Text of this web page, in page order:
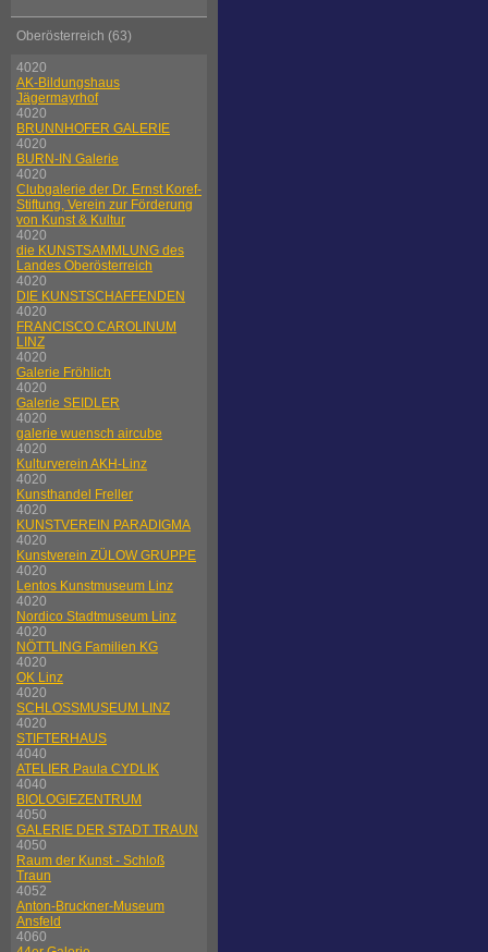
Oberösterreich (63)
4020
AK-Bildungshaus
Jägermayrhof
4020
BRUNNHOFER GALERIE
4020
BURN-IN Galerie
4020
Clubgalerie der Dr. Ernst Koref-
Stiftung, Verein zur Förderung
von Kunst & Kultur
4020
die KUNSTSAMMLUNG des
Landes Oberösterreich
4020
DIE KUNSTSCHAFFENDEN
4020
FRANCISCO CAROLINUM
LINZ
4020
Galerie Fröhlich
4020
Galerie SEIDLER
4020
galerie wuensch aircube
4020
Kulturverein AKH-Linz
4020
Kunsthandel Freller
4020
KUNSTVEREIN PARADIGMA
4020
Kunstverein ZÜLOW GRUPPE
4020
Lentos Kunstmuseum Linz
4020
Nordico Stadtmuseum Linz
4020
NÖTTLING Familien KG
4020
OK Linz
4020
SCHLOSSMUSEUM LINZ
4020
STIFTERHAUS
4040
ATELIER Paula CYDLIK
4040
BIOLOGIEZENTRUM
4050
GALERIE DER STADT TRAUN
4050
Raum der Kunst - Schloß
Traun
4052
Anton-Bruckner-Museum
Ansfeld
4060